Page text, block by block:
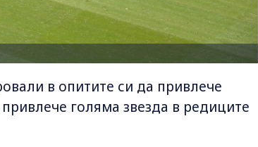
в опитите си да привлече
голяма звезда в редиците